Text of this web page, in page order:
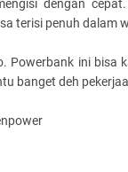
dengan
terisi penuh dalam
Powerbank ini bisa
banget deh